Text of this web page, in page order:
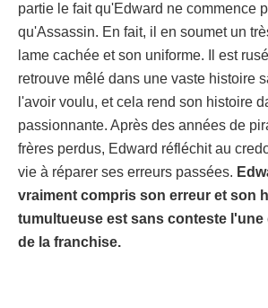
partie le fait qu'Edward ne commence
qu'Assassin. En fait, il en soumet un
lame cachée et son uniforme. Il est
retrouve mêlé dans une vaste histoire
l'avoir voulu, et cela rend son histoire
passionnante. Après des années de
frères perdus, Edward réfléchit au
vie à réparer ses erreurs passées.
vraiment compris son erreur et son
tumultueuse est sans conteste l'une
de la franchise.